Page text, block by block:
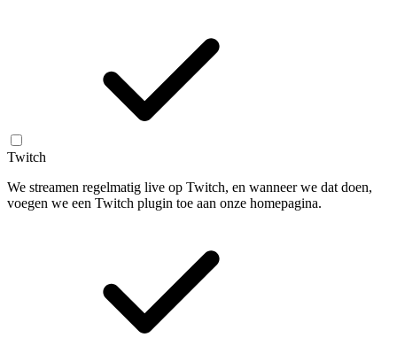
Twitch
We streamen regelmatig live op Twitch, en wanneer we dat doen,
voegen we een Twitch plugin toe aan onze homepagina.